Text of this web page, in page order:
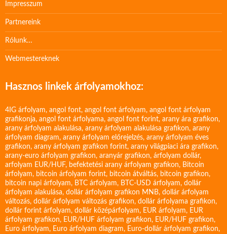
Impresszum
Partnereink
Rólunk…
Webmestereknek
Hasznos linkek árfolyamokhoz:
4IG árfolyam, angol font, angol font árfolyam, angol font árfolyam
grafikonja, angol font árfolyama, angol font forint, arany ára grafikon,
arany árfolyam alakulása, arany árfolyam alakulása grafikon, arany
árfolyam diagram, arany árfolyam előrejelzés, arany árfolyam éves
grafikon, arany árfolyam grafikon forint, arany világpiaci ára grafikon,
arany-euro árfolyam grafikon, aranyár grafikon, árfolyam dollár,
arfolyam EUR/HUF, befektetési arany árfolyam grafikon, Bitcoin
árfolyam, bitcoin árfolyam forint, bitcoin átváltás, bitcoin grafikon,
bitcoin napi árfolyam, BTC árfolyam, BTC-USD árfolyam, dollár
árfolyam alakulása, dollár árfolyam grafikon MNB, dollár árfolyam
változás, dollár árfolyam változás grafikon, dollár árfolyama grafikon,
dollár forint árfolyam, dollár középárfolyam, EUR árfolyam, EUR
árfolyam grafikon, EUR/HUF árfolyam grafikon, EUR/HUF grafikon,
Euro árfolyam, Euro árfolyam diagram, Euro-dollár árfolyam grafikon,